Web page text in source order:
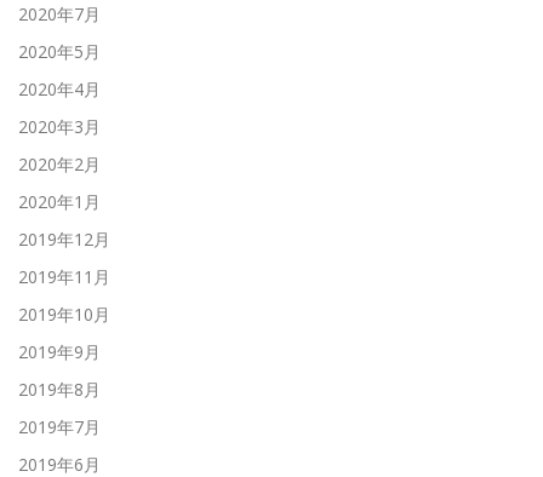
2020年7月
2020年5月
2020年4月
2020年3月
2020年2月
2020年1月
2019年12月
2019年11月
2019年10月
2019年9月
2019年8月
2019年7月
2019年6月